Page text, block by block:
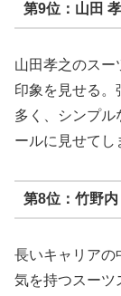
第9位：山田
山田孝之のスー
印象を見せる。
多く、シンプル
ールに見せてし
第8位：竹野内
長いキャリアの
気を持つスーツ